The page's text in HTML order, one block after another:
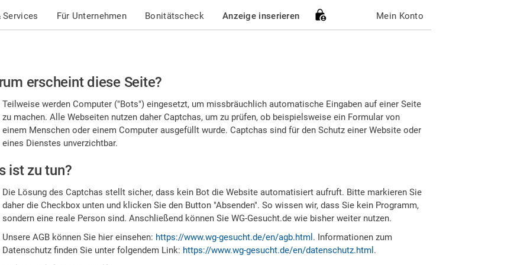
Services Für Unternehmen Bonitätscheck Anzeige inserieren Mein Konto
erscheint diese Seite?
Teilweise werden Computer ("Bots") eingesetzt, um missbräuchlich automatische Eingaben auf einer Seite
zu machen. Alle Webseiten nutzen daher Captchas, um zu prüfen, ob beispielsweise ein Formular von
einem Menschen oder einem Computer ausgefüllt wurde. Captchas sind für den Schutz einer Website oder
eines Dienstes unverzichtbar.
ist zu tun?
Die Lösung des Captchas stellt sicher, dass kein Bot die Website automatisiert aufruft. Bitte markieren Sie
daher die Checkbox unten und klicken Sie den Button "Absenden". So wissen wir, dass Sie kein Programm,
sondern eine reale Person sind. Anschließend können Sie WG-Gesucht.de wie bisher weiter nutzen.
Unsere AGB können Sie hier einsehen: https://www.wg-gesucht.de/en/agb.html . Informationen zum
Datenschutz finden Sie unter folgendem Link: https://www.wg-gesucht.de/en/datenschutz.html .